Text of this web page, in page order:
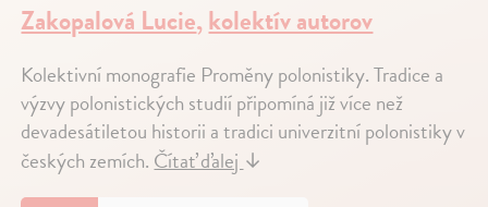
Zakopalová Lucie,kolektív autorov
Kolektivní monografie Proměny polonistiky. Tradice a
výzvy polonistických studií připomíná již více než
devadesátiletou historii a tradici univerzitní polonistiky v
českých zemích.Čítať ďalej↓